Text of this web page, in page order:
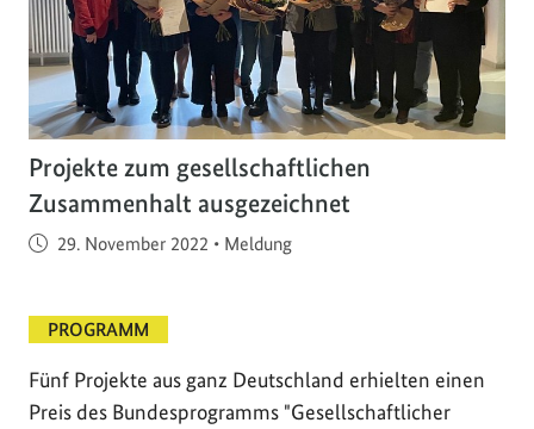
Projekte zum gesellschaftlichen
Zusammenhalt ausgezeichnet
Veröffentlicht am
29. November 2022 • Meldung
PROGRAMM
Fünf Projekte aus ganz Deutschland erhielten einen
Preis des Bundesprogramms "Gesellschaftlicher